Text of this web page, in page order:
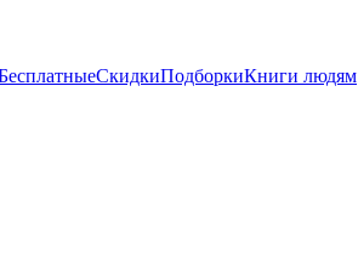
СкидкиПодборкиКниги людям